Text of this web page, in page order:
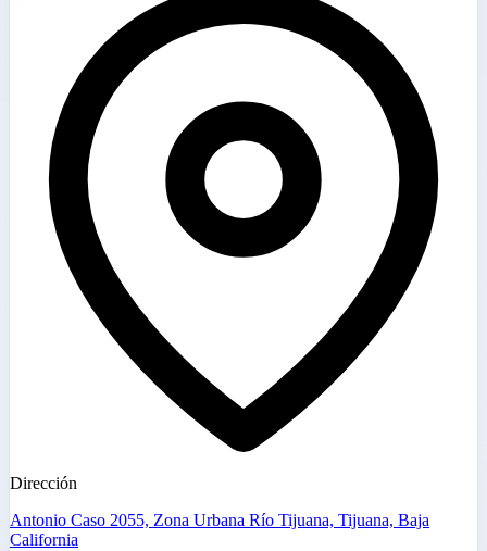
Dirección
Antonio Caso 2055, Zona Urbana Río Tijuana, Tijuana, Baja
California